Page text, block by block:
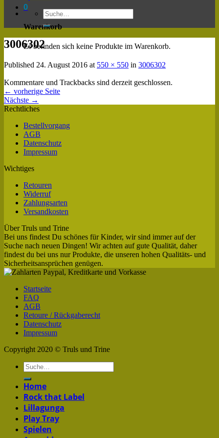
0
Warenkorb
Es befinden sich keine Produkte im Warenkorb.
3006302
Published 24. August 2016 at 550 × 550 in 3006302
Kommentare und Trackbacks sind derzeit geschlossen.
← vorherige Seite
Nächste →
Rechtliches
Bestellvorgang
AGB
Datenschutz
Impressum
Wichtiges
Retouren
Widerruf
Zahlungsarten
Versandkosten
Über Truls und Trine
Bei uns findest Du schönes für Kinder, wir sind immer auf der
Suche nach neuen Dingen! Wir achten auf gute Qualität, daher
findest du bei uns nur Produkte, die unseren hohen Qualitäts- und
Sicherheitsansprüchen genügen.
Startseite
FAQ
AGB
Retoure / Rückgaberecht
Datenschutz
Impressum
Copyright 2020 © Truls und Trine
Home
Rock that Label
Lillagunga
Play Tray
Spielen